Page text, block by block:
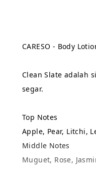
CARESO - Body
Clean Slate adalah
segar.
Top Notes
Apple, Pear, Litchi,
Middle Notes
Muguet, Rose,